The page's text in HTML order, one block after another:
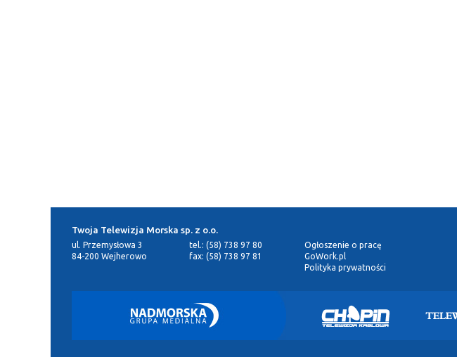
Twoja Telewizja Morska sp. z o.o.
ul. Przemysłowa 3
84-200 Wejherowo
tel.: (58) 738 97 80
fax: (58) 738 97 81
Ogłoszenie o pracę
GoWork.pl
Polityka prywatności